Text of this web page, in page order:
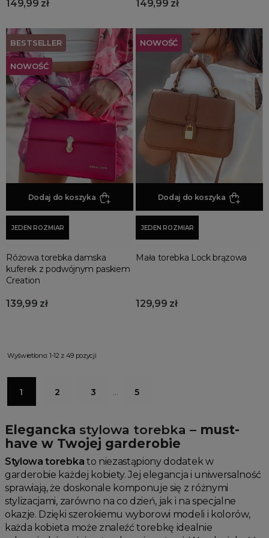
149,99 zł 149,99 zł
Dodaj do koszyka
JEDEN ROZMIAR
Różowa torebka damska
kuferek z podwójnym paskiem
Creation
139,99 zł
BESTSELLER
NOWOŚĆ
Dodaj do koszyka
JEDEN ROZMIAR
Mała torebka Lock brązowa
129,99 zł
NOWOŚĆ
Wyświetlono: 1-12 z 49 pozycji
1 2 3 … 5
Elegancka stylowa torebka – must-
have w Twojej garderobie
Stylowa torebka to niezastąpiony dodatek w
garderobie każdej kobiety. Jej elegancja i uniwersalność
sprawiają, że doskonale komponuje się z różnymi
stylizacjami, zarówno na co dzień, jak i na specjalne
okazje. Dzięki szerokiemu wyborowi modeli i kolorów,
każda kobieta może znaleźć torebkę idealnie